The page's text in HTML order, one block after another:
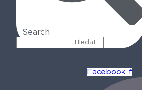
Search
Facebook-f